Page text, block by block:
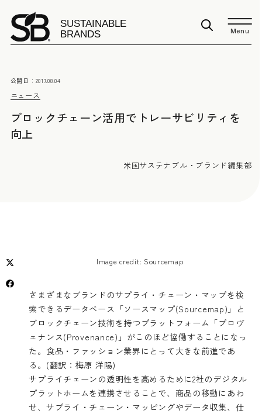
Menu
ニュース
公開日： 2017.08.04
ブロックチェーン活用でトレーサビリティを
向上
米国サステナブル・ブランド編集部
Image credit: Sourcemap
さまざまなブランドのサプライ・チェーン・マップを検
索できるデータベース「ソースマップ(Sourcemap) 」と
ブロックチェーン技術を持つプラットフォーム「プロヴ
ェナンス(Provenance) 」がこのほど協働することになっ
た。食品・ファッション業界にとって大きな前進であ
る。(翻訳：梅原 洋陽)
サプライチェーンの透明性を高めるために2社のデジタル
プラットホームを連携させることで、商品の移動にあわ
せ、サプライ・チェーン・マッピングやデータ収集、仕